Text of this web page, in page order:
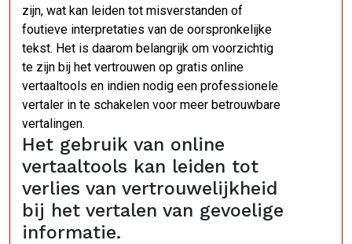
zijn, wat kan leiden tot misverstanden of
foutieve interpretaties van de oorspronkelijke
tekst. Het is daarom belangrijk om voorzichtig
te zijn bij het vertrouwen op gratis online
vertaaltools en indien nodig een professionele
vertaler in te schakelen voor meer betrouwbare
vertalingen.
Het gebruik van online
vertaaltools kan leiden tot
verlies van vertrouwelijkheid
bij het vertalen van gevoelige
informatie.